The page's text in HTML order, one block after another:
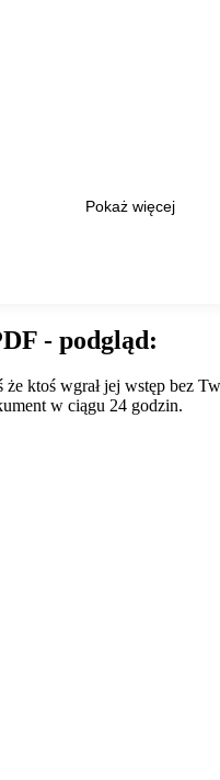
- podgląd:
ktoś wgrał jej wstęp bez
w ciągu 24 godzin.